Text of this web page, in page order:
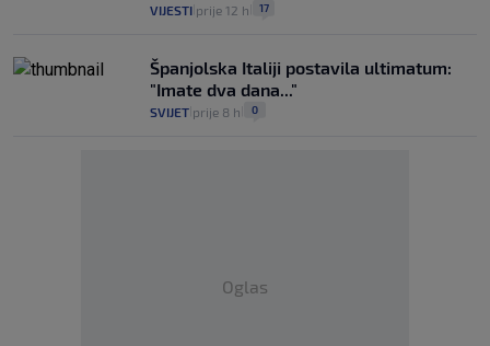
VIJESTI prije 12 h 17
Španjolska Italiji postavila ultimatum:
"Imate dva dana..."
SVIJET prije 8 h 0
Oglas